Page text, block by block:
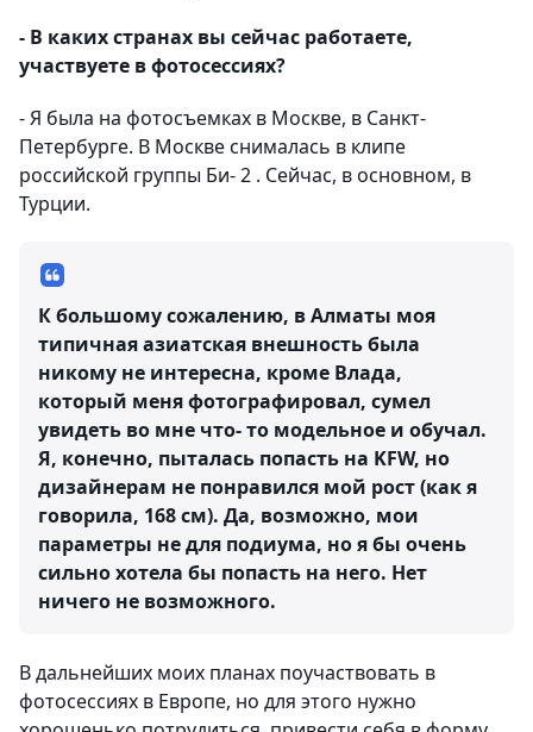
- В каких странах вы сейчас работаете,
участвуете в фотосессиях?
- Я была на фотосъемках в Москве, в Санкт-
Петербурге. В Москве снималась в клипе
российской группы Би- 2 . Сейчас, в основном, в
Турции.
К большому сожалению, в Алматы моя
типичная азиатская внешность была
никому не интересна, кроме Влада,
который меня фотографировал, сумел
увидеть во мне что- то модельное и обучал.
Я, конечно, пыталась попасть на KFW, но
дизайнерам не понравился мой рост (как я
говорила, 168 см). Да, возможно, мои
параметры не для подиума, но я бы очень
сильно хотела бы попасть на него. Нет
ничего не возможного.
В дальнейших моих планах поучаствовать в
фотосессиях в Европе, но для этого нужно